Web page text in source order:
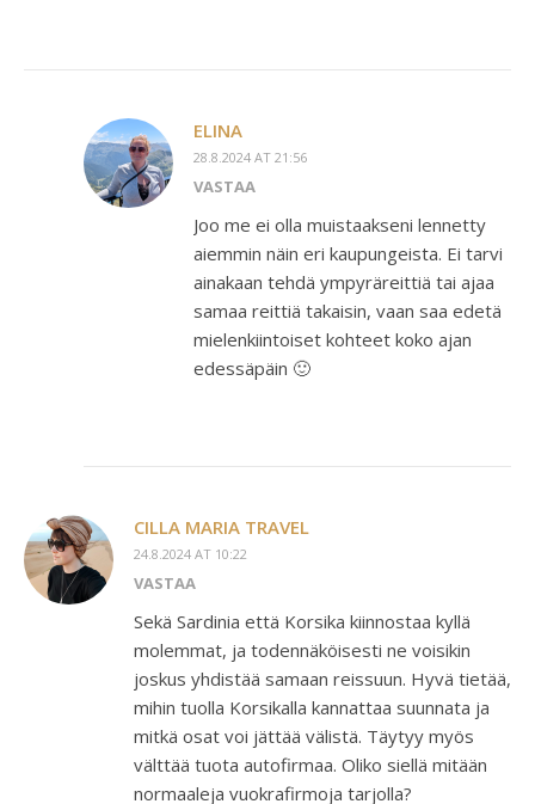
ELINA
28.8.2024 AT 21:56
VASTAA
Joo me ei olla muistaakseni lennetty
aiemmin näin eri kaupungeista. Ei tarvi
ainakaan tehdä ympyräreittiä tai ajaa
samaa reittiä takaisin, vaan saa edetä
mielenkiintoiset kohteet koko ajan
edessäpäin 🙂
CILLA MARIA TRAVEL
24.8.2024 AT 10:22
VASTAA
Sekä Sardinia että Korsika kiinnostaa kyllä
molemmat, ja todennäköisesti ne voisikin
joskus yhdistää samaan reissuun. Hyvä tietää,
mihin tuolla Korsikalla kannattaa suunnata ja
mitkä osat voi jättää välistä. Täytyy myös
välttää tuota autofirmaa. Oliko siellä mitään
normaaleja vuokrafirmoja tarjolla?